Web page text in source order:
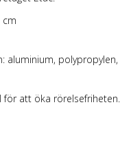
cm
aluminium, polypropylen,
att öka rörelsefriheten.